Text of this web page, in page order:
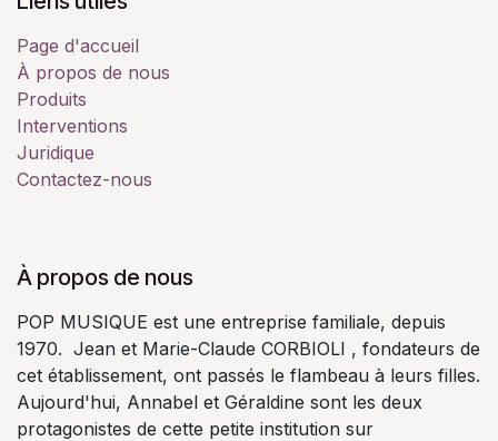
Page d'accueil
À propos de nous
Produits
Interventions
Juridique
Contactez-nous
À propos de nous
POP MUSIQUE est une entreprise familiale, depuis
1970. Jean et Marie-Claude CORBIOLI , fondateurs de
cet établissement, ont passés le flambeau à leurs filles.
Aujourd'hui, Annabel et Géraldine sont les deux
protagonistes de cette petite institution sur